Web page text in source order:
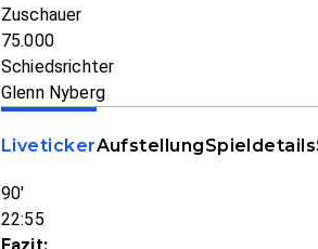
Zuschauer
75.000
Schiedsrichter
Glenn Nyberg
LivetickerAufstellungSpieldetails
90'
22:55